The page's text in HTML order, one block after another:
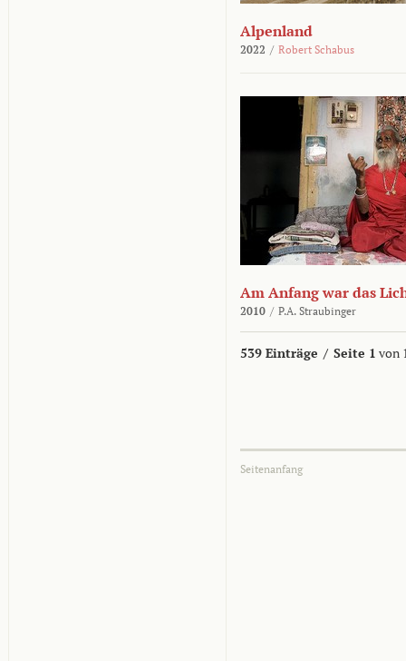
Alpenland
2022 / Robert Schabus
Am Anfang war das
2010 / P.A. Straubinger
539 Einträge / Seite 1 von
Seitenanfang